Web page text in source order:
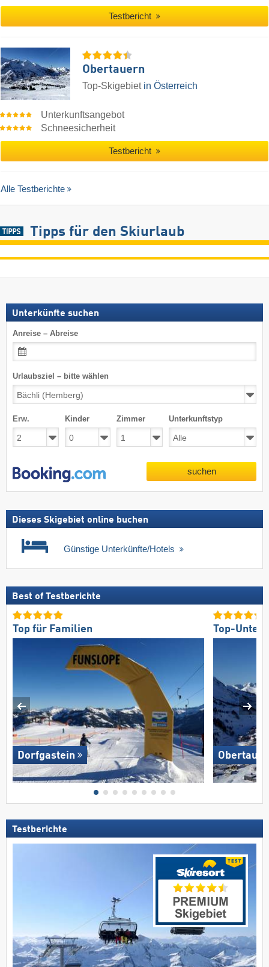
Testbericht
Obertauern
Top-Skigebiet in Österreich
Unterkunftsangebot
Schneesicherheit
Testbericht
Alle Testberichte
Tipps für den Skiurlaub
Unterkünfte suchen
Anreise – Abreise
Urlaubsziel – bitte wählen
Erw. Kinder Zimmer Unterkunftstyp
suchen
Dieses Skigebiet online buchen
Günstige Unterkünfte/Hotels
Best of Testberichte
Top für Familien
Dorfgastein
Top-
Testberichte